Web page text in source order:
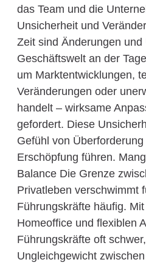
das Team und die
Unsicherheit und
Zeit sind Änderungen
Geschäftswelt an der
um Marktentwicklungen,
Veränderungen oder
handelt – wirksame
gefordert. Diese
Gefühl von
Erschöpfung führen.
Balance Die Grenze
Privatleben verschwimmt
Führungskräfte häufig.
Homeoffice und flexiblen
Führungskräfte oft
Ungleichgewicht